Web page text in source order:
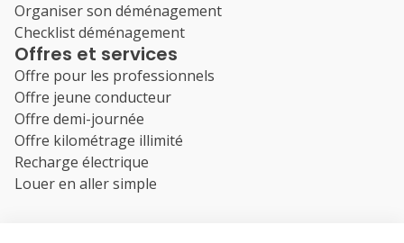
Organiser son déménagement
Checklist déménagement
Offres et services
Offre pour les professionnels
Offre jeune conducteur
Offre demi-journée
Offre kilométrage illimité
Recharge électrique
Louer en aller simple